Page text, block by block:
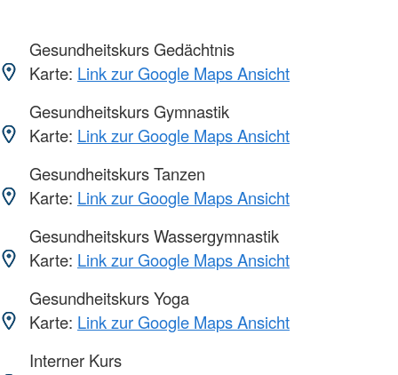
Gesundheitskurs Gedächtnis
Karte: Link zur Google Maps Ansicht
Gesundheitskurs Gymnastik
Karte: Link zur Google Maps Ansicht
Gesundheitskurs Tanzen
Karte: Link zur Google Maps Ansicht
Gesundheitskurs Wassergymnastik
Karte: Link zur Google Maps Ansicht
Gesundheitskurs Yoga
Karte: Link zur Google Maps Ansicht
Interner Kurs